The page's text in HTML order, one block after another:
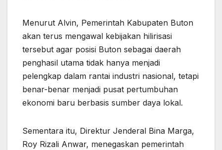
Menurut Alvin, Pemerintah Kabupaten Buton
akan terus mengawal kebijakan hilirisasi
tersebut agar posisi Buton sebagai daerah
penghasil utama tidak hanya menjadi
pelengkap dalam rantai industri nasional, tetapi
benar-benar menjadi pusat pertumbuhan
ekonomi baru berbasis sumber daya lokal.
Sementara itu, Direktur Jenderal Bina Marga,
Roy Rizali Anwar, menegaskan pemerintah